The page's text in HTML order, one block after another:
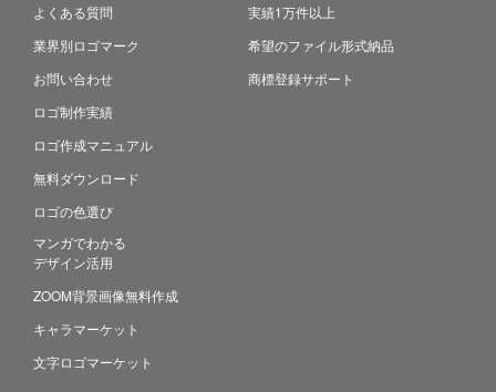
よくある質問
業界別ロゴマーク
お問い合わせ
ロゴ制作実績
ロゴ作成マニュアル
無料ダウンロード
ロゴの色選び
マンガでわかる
デザイン活用
ZOOM背景画像無料作成
キャラマーケット
文字ロゴマーケット
実績1万件以上
希望のファイル形式納品
商標登録サポート